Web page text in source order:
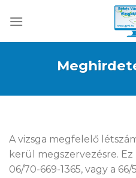
A vizsga megfelelő
kerül megszervezésre.
06/70-669-1365, vagy a 66/